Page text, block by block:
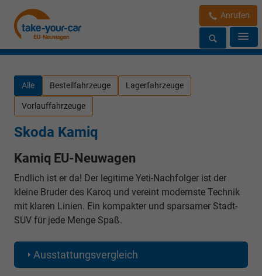
Anrufen
Alle Bestellfahrzeuge Lagerfahrzeuge
Vorlauffahrzeuge
Skoda Kamiq
Kamiq EU-Neuwagen
Endlich ist er da! Der legitime Yeti-Nachfolger ist der
kleine Bruder des Karoq und vereint modernste Technik
mit klaren Linien. Ein kompakter und sparsamer Stadt-
SUV für jede Menge Spaß.
Ausstattungsvergleich